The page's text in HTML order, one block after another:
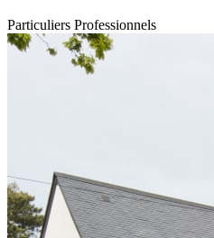
Particuliers Professionnels